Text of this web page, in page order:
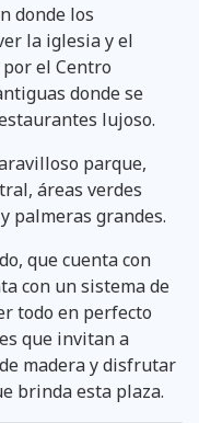
donde los
la iglesia y el
el Centro
donde se
lujoso.
parque,
áreas verdes
palmeras grandes.
que cuenta con
con un sistema de
todo en perfecto
que invitan a
madera y disfrutar
brinda esta plaza.